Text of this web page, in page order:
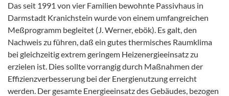
Das seit 1991 von vier Familien bewohnte Passivhaus in
Darmstadt Kranichstein wurde von einem umfangreichen
Meßprogramm begleitet (J. Werner, ebök). Es galt, den
Nachweis zu führen, daß ein gutes thermisches Raumklima
bei gleichzeitig extrem geringem Heizenergieeinsatz zu
erzielen ist. Dies sollte vorrangig durch Maßnahmen der
Effizienzverbesserung bei der Energienutzung erreicht
werden. Der gesamte Energieeinsatz des Gebäudes, bezogen